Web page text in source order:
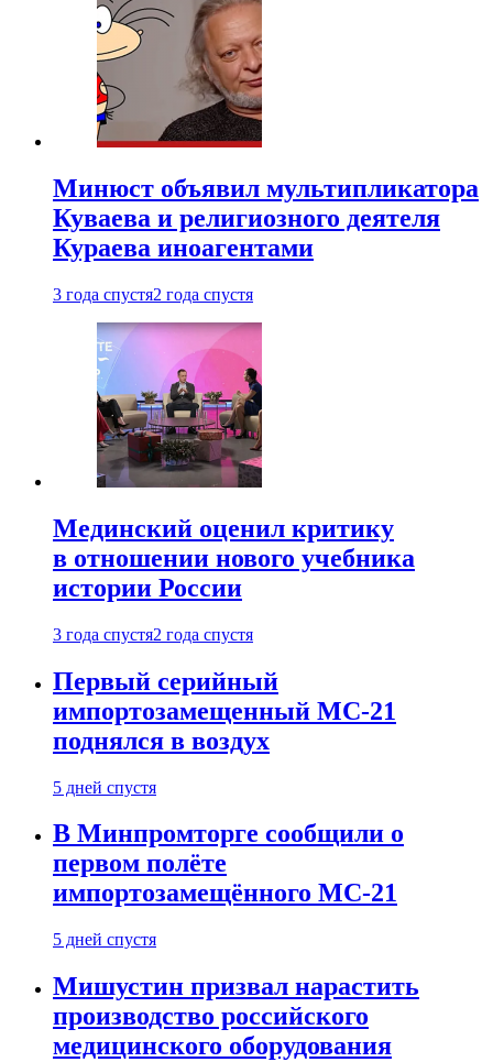
Минюст объявил мультипликатора
Куваева и религиозного деятеля
Кураева иноагентами
3 года спустя2 года спустя
Мединский оценил критику
в отношении нового учебника
истории России
3 года спустя2 года спустя
Первый серийный
импортозамещенный МС-21
поднялся в воздух
5 дней спустя
В Минпромторге сообщили о
первом полёте
импортозамещённого МС-21
5 дней спустя
Мишустин призвал нарастить
производство российского
медицинского оборудования